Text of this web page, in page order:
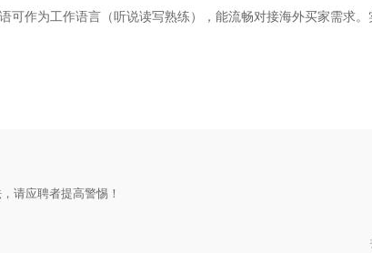
作为工作语言（听说读写熟练），能流畅对接海外买家需求
请应聘者提高警惕！